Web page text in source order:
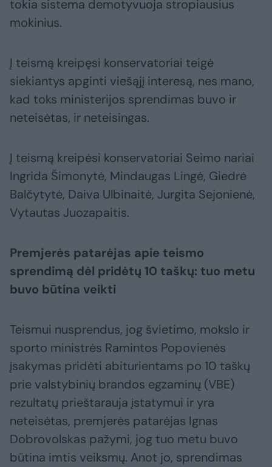
tokia sistema demotyvuoja stropiausius
mokinius.
Į teismą kreipęsi konservatoriai teigė
siekiantys apginti viešąjį interesą, nes mano,
kad toks ministerijos sprendimas buvo ir
neteisėtas, ir neteisingas.
Į teismą kreipėsi konservatoriai Seimo nariai
Ingrida Šimonytė, Mindaugas Lingė, Giedrė
Balčytytė, Daiva Ulbinaitė, Jurgita Sejonienė,
Vytautas Juozapaitis.
Premjerės patarėjas apie teismo
sprendimą dėl pridėtų 10 taškų: tuo metu
buvo būtina veikti
Teismui nusprendus, jog švietimo, mokslo ir
sporto ministrės Ramintos Popovienės
įsakymas pridėti abiturientams po 10 taškų
prie valstybinių brandos egzaminų (VBE)
rezultatų prieštarauja įstatymui ir yra
neteisėtas, premjerės patarėjas Ignas
Dobrovolskas pažymi, jog tuo metu buvo
būtina imtis veiksmų. Anot jo, sprendimas